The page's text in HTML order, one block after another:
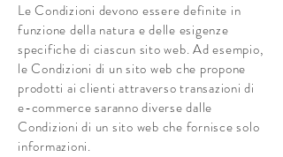
Le Condizioni devono essere definite in
funzione della natura e delle esigenze
specifiche di ciascun sito web. Ad esempio,
le Condizioni di un sito web che propone
prodotti ai clienti attraverso transazioni di
e-commerce saranno diverse dalle
Condizioni di un sito web che fornisce solo
informazioni.